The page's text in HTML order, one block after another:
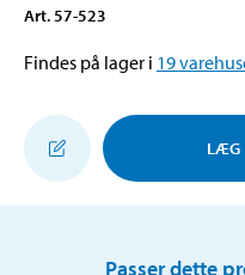
Art. 57-523
Findes på lager i 19
LÆG
Passer dette